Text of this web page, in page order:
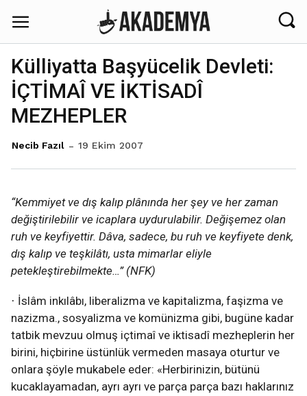
Külliyatta Başyücelik Devleti:
İÇTİMAÎ VE İKTİSADÎ
MEZHEPLER
Necib Fazıl 19 Ekim 2007
“Kemmiyet ve dış kalıp plânında her şey ve her zaman
değiştirilebilir ve icaplara uydurulabilir. Değişemez olan
ruh ve keyfiyettir. Dâva, sadece, bu ruh ve keyfiyete denk,
dış kalıp ve teşkilâtı, usta mimarlar eliyle
petekleştirebilmekte…” (NFK)
· İslâm inkılâbı, liberalizma ve kapitalizma, faşizma ve
nazizma., sosyalizma ve komünizma gibi, bugüne kadar
tatbik mevzuu olmuş içtimaî ve iktisadî mezheplerin her
birini, hiçbirine üstünlük vermeden masaya oturtur ve
onlara şöyle mukabele eder: «Herbirinizin, bütünü
kucaklayamadan, ayrı ayrı ve parça parça bazı haklarınız